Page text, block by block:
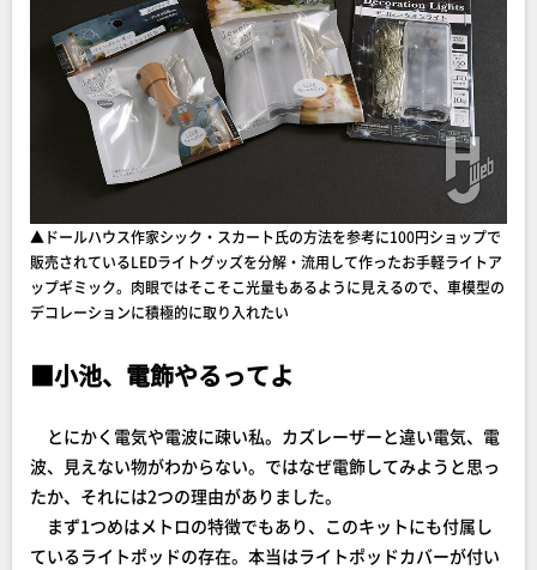
▲ドールハウス作家シック・スカート氏の方法を参考に100円ショップで
販売されているLEDライトグッズを分解・流用して作ったお手軽ライトア
ップギミック。肉眼ではそこそこ光量もあるように見えるので、車模型の
デコレーションに積極的に取り入れたい
■小池、電飾やるってよ
とにかく電気や電波に疎い私。カズレーザーと違い電気、電
波、見えない物がわからない。ではなぜ電飾してみようと思っ
たか、それには2つの理由がありました。
まず1つめはメトロの特徴でもあり、このキットにも付属し
ているライトポッドの存在。本当はライトポッドカバーが付い